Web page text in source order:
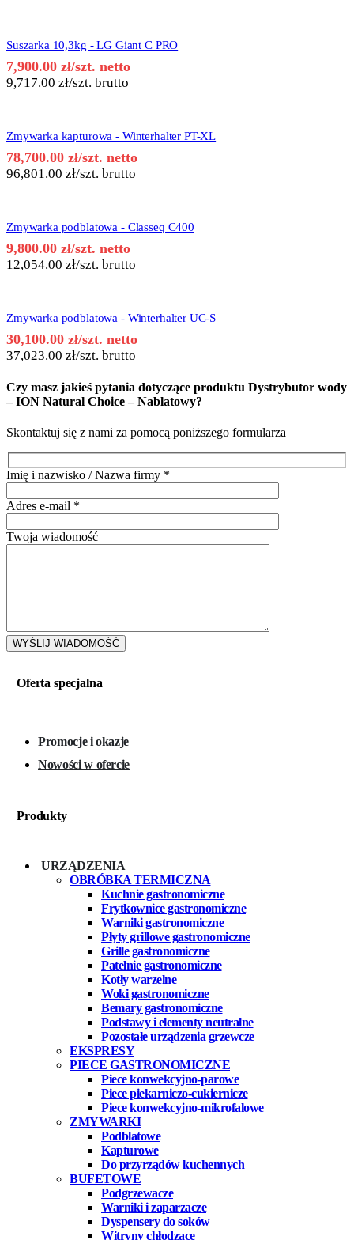
Suszarka 10,3kg - LG Giant C PRO
7,900.00 zł/szt. netto
9,717.00 zł/szt. brutto
Zmywarka kapturowa - Winterhalter PT-XL
78,700.00 zł/szt. netto
96,801.00 zł/szt. brutto
Zmywarka podblatowa - Classeq C400
9,800.00 zł/szt. netto
12,054.00 zł/szt. brutto
Zmywarka podblatowa - Winterhalter UC-S
30,100.00 zł/szt. netto
37,023.00 zł/szt. brutto
Czy masz jakieś pytania dotyczące produktu Dystrybutor wody
– ION Natural Choice – Nablatowy?
Skontaktuj się z nami za pomocą poniższego formularza
Imię i nazwisko / Nazwa firmy *
Adres e-mail *
Twoja wiadomość
Oferta specjalna
Promocje i okazje
Nowości w ofercie
Produkty
URZĄDZENIA
OBRÓBKA TERMICZNA
Kuchnie gastronomiczne
Frytkownice gastronomiczne
Warniki gastronomiczne
Płyty grillowe gastronomiczne
Grille gastronomiczne
Patelnie gastronomiczne
Kotły warzelne
Woki gastronomiczne
Bemary gastronomiczne
Podstawy i elementy neutralne
Pozostałe urządzenia grzewcze
EKSPRESY
PIECE GASTRONOMICZNE
Piece konwekcyjno-parowe
Piece piekarniczo-cukiernicze
Piece konwekcyjno-mikrofalowe
ZMYWARKI
Podblatowe
Kapturowe
Do przyrządów kuchennych
BUFETOWE
Podgrzewacze
Warniki i zaparzacze
Dyspensery do soków
Witryny chłodzące